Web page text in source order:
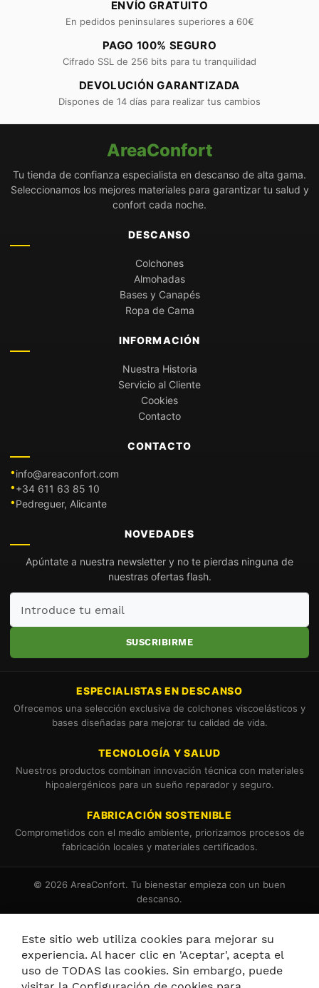
ENVÍO GRATUITO
En pedidos peninsulares superiores a 60€
PAGO 100% SEGURO
Cifrado SSL de 256 bits para tu tranquilidad
DEVOLUCIÓN GARANTIZADA
Dispones de 14 días para realizar tus cambios
AreaConfort
Tu tienda de confianza especialista en descanso de alta gama.
Seleccionamos los mejores materiales para garantizar tu salud y
confort cada noche.
DESCANSO
Colchones
Almohadas
Bases y Canapés
Ropa de Cama
INFORMACIÓN
Nuestra Historia
Servicio al Cliente
Cookies
Contacto
CONTACTO
info@areaconfort.com
+34 611 63 85 10
Pedreguer, Alicante
NOVEDADES
Apúntate a nuestra newsletter y no te pierdas ninguna de
nuestras ofertas flash.
Introduce
email
SUSCRIBIRME
ESPECIALISTAS EN DESCANSO
Ofrecemos una selección exclusiva de colchones viscoelásticos y
bases diseñadas para mejorar tu calidad de vida.
TECNOLOGÍA Y SALUD
Nuestros productos combinan innovación técnica con materiales
hipoalergénicos para un sueño reparador y seguro.
FABRICACIÓN SOSTENIBLE
Comprometidos con el medio ambiente, priorizamos procesos de
fabricación locales y materiales certificados.
© 2026 AreaConfort. Tu bienestar empieza con un buen
descanso.
Este sitio web utiliza cookies para mejorar su
experiencia. Al hacer clic en 'Aceptar', acepta el
uso de TODAS las cookies. Sin embargo, puede